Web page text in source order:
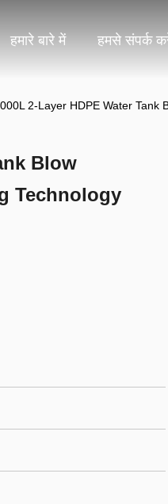
हमारे बारे में हमसे संपर्क
2-Layer HDPE Water
Blow
Technology